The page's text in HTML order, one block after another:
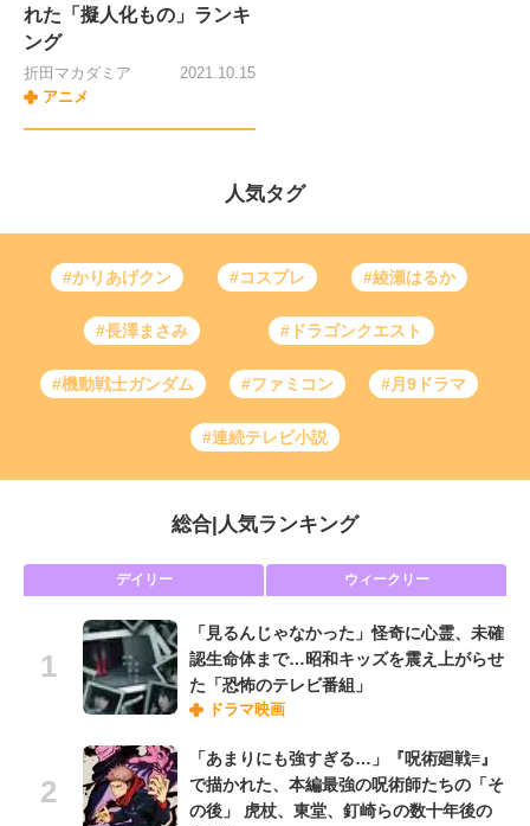
れた「擬人化もの」ランキ
ング
折田マカダミア
アニメ
2021.10.15
人気タグ
#かりあげクン #コスプレ #綾瀬はるか
#長澤まさみ #ドラゴンクエスト
#機動戦士ガンダム #ファミコン #月9ドラマ
#連続テレビ小説
総合 人気ランキング
デイリー ウィークリー
「見るんじゃなかった」怪奇に心霊、未確
認生命体まで…昭和キッズを震え上がらせ
た「恐怖のテレビ番組」
ドラマ映画
「あまりにも強すぎる…」『呪術廻戦≡』
で描かれた、本編最強の呪術師たちの「そ
の後」 虎杖、東堂、釘崎らの数十年後の